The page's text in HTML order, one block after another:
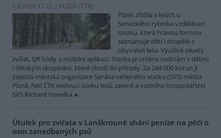
1.8.2026 17:22 | PLZEŇ (ČTK)
Plzeň zřídila v lesích u
Seneckého rybníka vzdělávací
stezku, která hravou formou
seznamuje děti i dospělé s
obyvateli lesa. Využívá siluety
zvířat, QR kódy a mobilní aplikaci. Stezka je určena rodinám s dětmi
i dětským skupinám, které chodí do přírody. Za 244 000 korun ji
zajistila městská organizace Správa veřejného statku (SVS) města
Plzně, řekl ČTK vedoucí úseku lesů, zeleně a vodního hospodářství
SVS Richard Havelka.
Útulek pro zvířata v Lanškrouně shání peníze na péči o
osm zanedbaných psů